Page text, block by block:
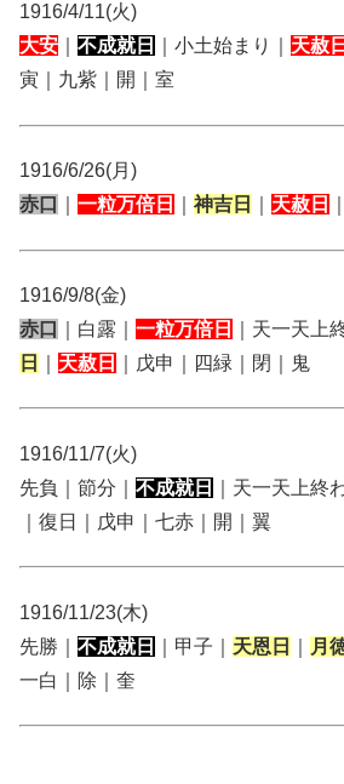
1916/4/11(火)
大安
不成就日 ｜小土始まり｜ 天赦日
寅｜九紫｜開｜室
1916/6/26(月)
赤口
一粒万倍日 神吉日 天赦日
1916/9/8(金)
赤口
｜白露｜ 一粒万倍日 ｜天一天上
日
天赦日 ｜戊申｜四緑｜閉｜鬼
1916/11/7(火)
先負｜節分｜ 不成就日 ｜天一天上終
｜復日｜戊申｜七赤｜開｜翼
1916/11/23(木)
先勝｜ 不成就日 ｜甲子｜ 天恩日 月
一白｜除｜奎